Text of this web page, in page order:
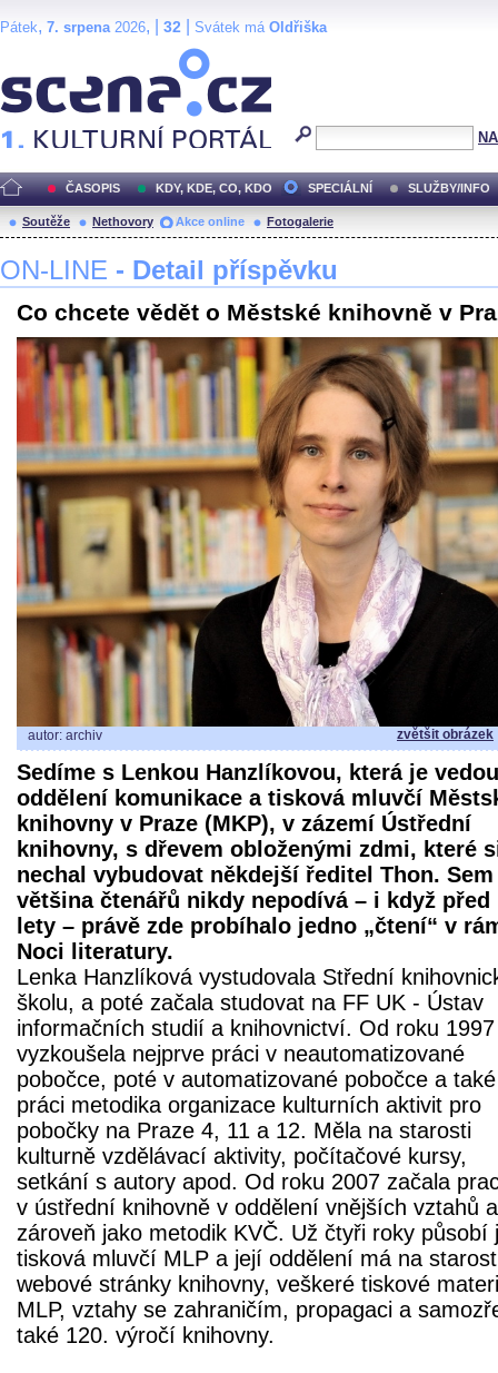
Pátek, 7. srpena2026, | 32 Svátek má Oldřiška
ČASOPIS KDY, KDE, CO, KDO SPECIÁLNÍ SLUŽBY/INFO
Soutěže Nethovory Akce online Fotogalerie
ON-LINE - Detail příspěvku
Co chcete vědět o Městské knihovně v
autor: archiv zvětšit obrázek
Sedíme s Lenkou Hanzlíkovou, která je
oddělení komunikace a tisková mluvčí
knihovny v Praze (MKP), v zázemí Ústřední
knihovny, s dřevem obloženými zdmi, které
nechal vybudovat někdejší ředitel Thon. Sem
většina čtenářů nikdy nepodívá – i když před
lety – právě zde probíhalo jedno „čtení“ v
Noci literatury.
Lenka Hanzlíková vystudovala Střední
školu, a poté začala studovat na FF UK - Ústav
informačních studií a knihovnictví. Od roku
vyzkoušela nejprve práci v neautomatizované
pobočce, poté v automatizované pobočce a také
práci metodika organizace kulturních aktivit pro
pobočky na Praze 4, 11 a 12. Měla na starosti
kulturně vzdělávací aktivity, počítačové kursy,
setkání s autory apod. Od roku 2007 začala
v ústřední knihovně v oddělení vnějších vztahů a
zároveň jako metodik KVČ. Už čtyři roky působí
tisková mluvčí MLP a její oddělení má na
webové stránky knihovny, veškeré tiskové
MLP, vztahy se zahraničím, propagaci a
také 120. výročí knihovny.